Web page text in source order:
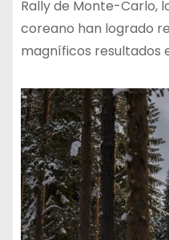
Rally de Monte-Carlo,
coreano han logrado
magníficos resultados